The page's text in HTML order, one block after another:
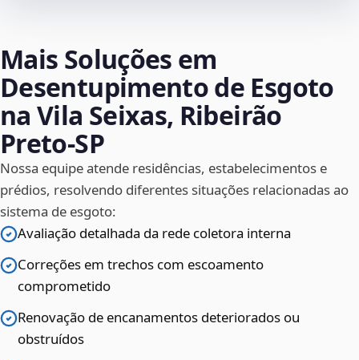
Mais Soluções em
Desentupimento de Esgoto
na Vila Seixas, Ribeirão
Preto‑SP
Nossa equipe atende residências, estabelecimentos e
prédios, resolvendo diferentes situações relacionadas ao
sistema de esgoto:
Avaliação detalhada da rede coletora interna
Correções em trechos com escoamento
comprometido
Renovação de encanamentos deteriorados ou
obstruídos